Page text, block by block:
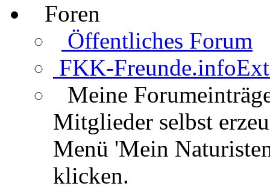
Foren
Öffentliches Forum
FKK-Freunde.info
Meine
Mitglieder selbst
Menü 'Mein
klicken.